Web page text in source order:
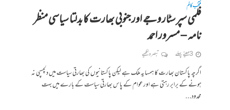
منتخب کالم
فلمی سپر سٹار وجے اور جنوبی بھارت کا بدلتا سیاسی منظر
نامہ – مسرور احمد
3 مہینے پہلے تبصرہ لکھیے
اگرچہ پاکستان بھارت کا ہمسایہ ملک ہے لیکن پاکستانیوں کی بھارتی سیاست میں دلچسپی نہ
ہونے کے برابر رہتی ہے اور عوام کے پاس بھارتی سیاست کے بارے میں بہت
محدود...